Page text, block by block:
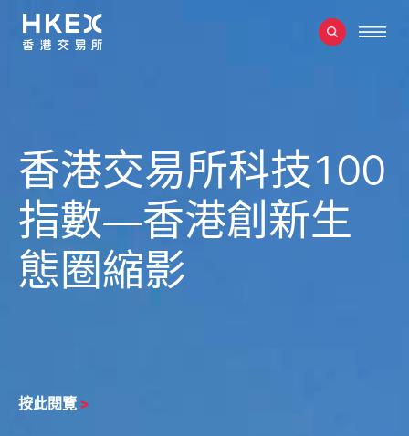
香港交易所科技100
指數—香港創新生
態圈縮影
按此閱覽 >